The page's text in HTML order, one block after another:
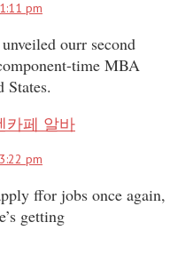
pm
ourr second
time MBA
States.
카페 알바
pm
ffor jobs once again,
getting